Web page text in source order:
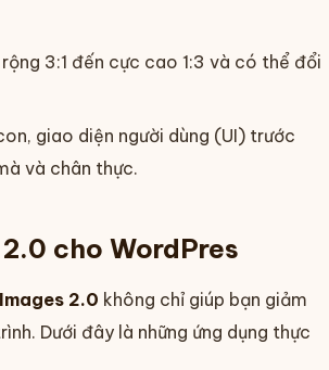
3:1 đến cực cao 1:3 và có thể đổi
giao diện người dùng (UI) trước
và chân thực.
cho WordPres
2.0 không chỉ giúp bạn giảm
Dưới đây là những ứng dụng thực